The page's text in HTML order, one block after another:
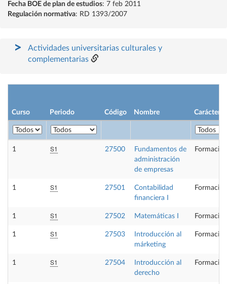
Fecha BOE de plan de estudios: 7 feb 2011
Regulación normativa: RD 1393/2007
Actividades universitarias culturales y
complementarias
Curso Periodo Código Nombre Carácter
1 S1 27500
Fundamentos de
administración
de empresas
1 S1 27501
Contabilidad
financiera I
1 S1 27502 Matemáticas I
1 S1 27503
Introducción al
márketing
1 S1 27504
Introducción al
derecho